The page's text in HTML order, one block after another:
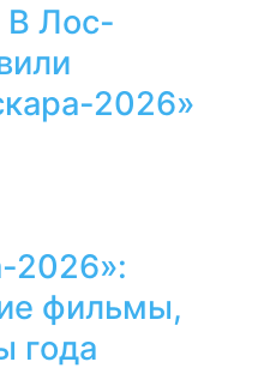
В Лос-
2026»
2026»:
фильмы,
года